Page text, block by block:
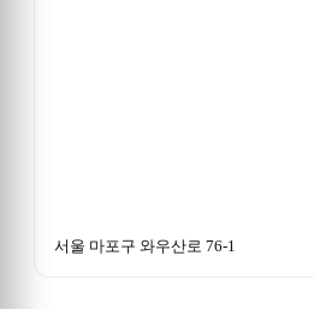
서울 마포구 와우산로 76-1